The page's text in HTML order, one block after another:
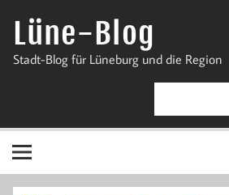
InhaltLüne-Blog
Stadt-Blog für Lüneburg und die Region